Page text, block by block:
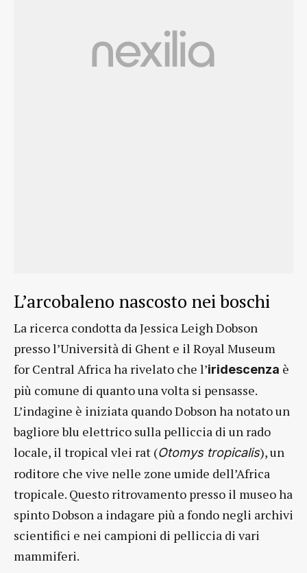
L’arcobaleno nascosto nei boschi
La ricerca condotta da Jessica Leigh Dobson
presso l’Università di Ghent e il Royal Museum
for Central Africa ha rivelato che l’iridescenza è
più comune di quanto una volta si pensasse.
L’indagine è iniziata quando Dobson ha notato un
bagliore blu elettrico sulla pelliccia di un rado
locale, il tropical vlei rat (Otomys tropicalis), un
roditore che vive nelle zone umide dell’Africa
tropicale. Questo ritrovamento presso il museo ha
spinto Dobson a indagare più a fondo negli archivi
scientifici e nei campioni di pelliccia di vari
mammiferi.